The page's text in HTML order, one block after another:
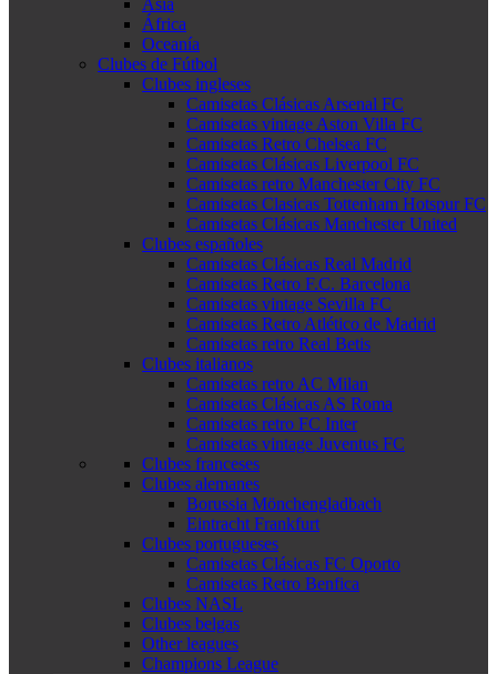
Asia
África
Oceanía
Clubes de Fútbol
Clubes ingleses
Camisetas Clásicas Arsenal FC
Camisetas vintage Aston Villa FC
Camisetas Retro Chelsea FC
Camisetas Clásicas Liverpool FC
Camisetas retro Manchester City FC
Camisetas Clasicas Tottenham Hotspur FC
Camisetas Clásicas Manchester United
Clubes españoles
Camisetas Clásicas Real Madrid
Camisetas Retro F.C. Barcelona
Camisetas vintage Sevilla FC
Camisetas Retro Atlético de Madrid
Camisetas retro Real Betis
Clubes italianos
Camisetas retro AC Milan
Camisetas Clásicas AS Roma
Camisetas retro FC Inter
Camisetas vintage Juventus FC
Clubes franceses
Clubes alemanes
Borussia Mönchengladbach
Eintracht Frankfurt
Clubes portugueses
Camisetas Clásicas FC Oporto
Camisetas Retro Benfica
Clubes NASL
Clubes belgas
Other leagues
Champions League